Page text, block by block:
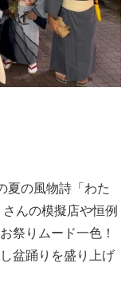
夏の風物詩「わた
さんの模擬店や恒例
祭りムード一色！
盆踊りを盛り上げ